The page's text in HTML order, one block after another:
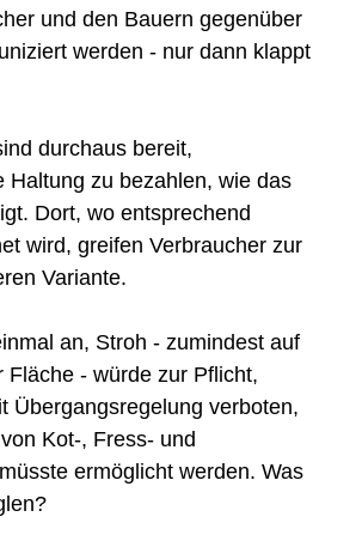
und den Bauern gegenüber
werden - nur dann klappt
durchaus bereit,
Haltung zu bezahlen, wie das
Dort, wo entsprechend
wird, greifen Verbraucher zur
Variante.
an, Stroh - zumindest auf
Fläche - würde zur Pflicht,
Übergangsregelung verboten,
Kot-, Fress- und
ermöglicht werden. Was